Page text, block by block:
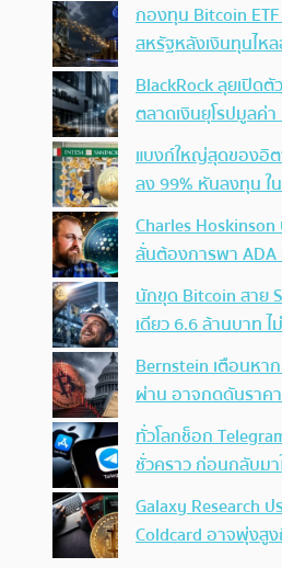
กองทุน Bitcoin ETF
สหรัฐหลังเงินทุนไห
BlackRock ลุยเปิด
ตลาดเงินยุโรปมูลค่
แบงก์ใหญ่สุดของอิต
ลง 99% หันลงทุน ใ
Charles
ลั่นต้องการพา
นักขุด Bitcoin สาย
เดียว 6.6 ล้านบาท
Bernstein เตือนหา
ผ่าน อาจกดดันราค
ทั่วโลกช็อก
ชั่วคราว ก่อนกลับม
Galaxy Research
Coldcard อาจพุ่งสู